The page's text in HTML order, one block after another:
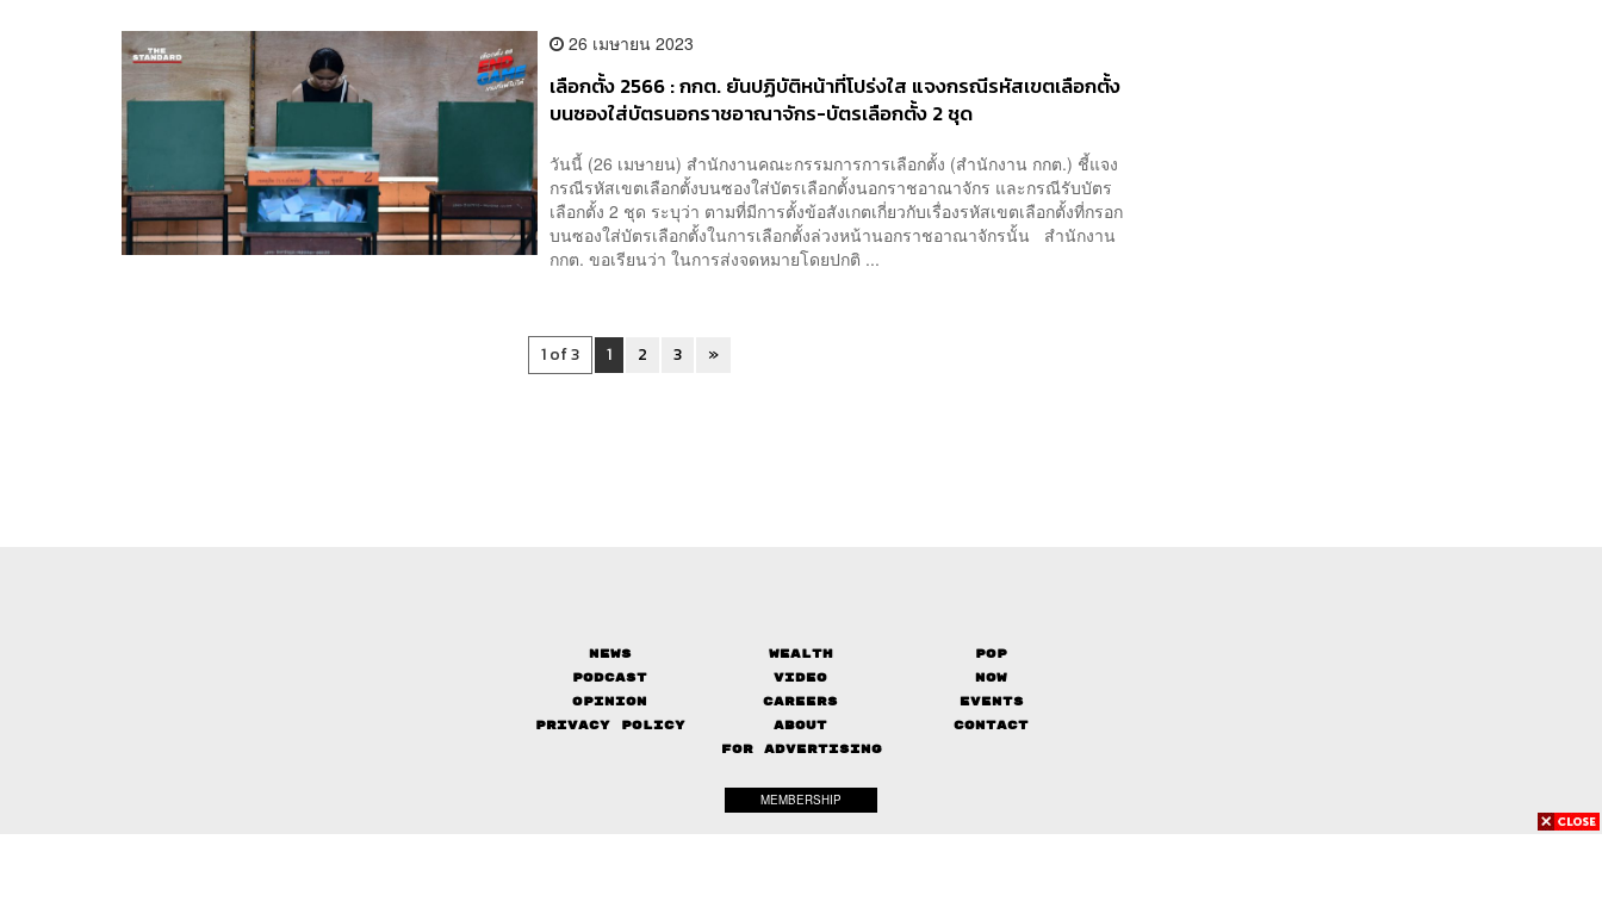
26 เมษายน 2023
เลือกตั้ง 2566 : กกต. ยันปฏิบัติหน้าที่โปร่งใส แจงกรณีรหัสเขตเลือกตั้ง
บนซองใส่บัตรนอกราชอาณาจักร-บัตรเลือกตั้ง 2 ชุด
วันนี้ (26 เมษายน) สำนักงานคณะกรรมการการเลือกตั้ง (สำนักงาน กกต.) ชี้แจง
กรณีรหัสเขตเลือกตั้งบนซองใส่บัตรเลือกตั้งนอกราชอาณาจักร และกรณีรับบัตร
เลือกตั้ง 2 ชุด ระบุว่า ตามที่มีการตั้งข้อสังเกตเกี่ยวกับเรื่องรหัสเขตเลือกตั้งที่กรอก
บนซองใส่บัตรเลือกตั้งในการเลือกตั้งล่วงหน้านอกราชอาณาจักรนั้น สำนักงาน
กกต. ขอเรียนว่า ในการส่งจดหมายโดยปกติ ...
1 of 3 1 2 3 »
News Wealth
Pop
Podcast
Video
Now
Opinion
Careers
Events
Privacy Policy
About
Contact
FOR ADVERTISING
MEMBERSHIP